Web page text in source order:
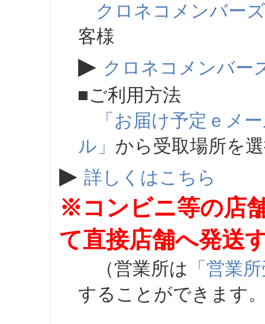
クロネコメンバーズ
客様
▶ クロネコメンバー
■ご利用方法
「お届け予定ｅメ
ル」 から受取場所を
▶ 詳しくはこちら
※コンビニ等の店
て直接店舗へ発送
（営業所は 「営業
することができます